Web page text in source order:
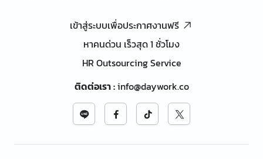
เข้าสู่ระบบเพื่อประกาศงานฟรี
หาคนด่วน เร็วสุด 1 ชั่วโมง
HR Outsourcing Service
ติดต่อเรา:info@daywork.co